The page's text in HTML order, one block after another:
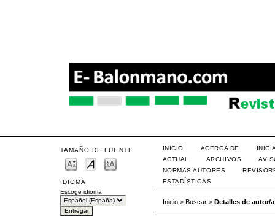
TAMAÑO DE FUENTE
IDIOMA
Escoge idioma
INICIO ACERCA DE
ACTUAL
ARCHIVOS
NORMAS AUTORES
ESTADÍSTICAS
Inicio> Buscar> Detalles de autor/a